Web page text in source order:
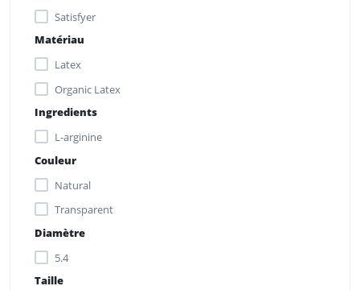
Satisfyer
Matériau
Latex
Organic Latex
Ingredients
L-arginine
Couleur
Natural
Transparent
Diamètre
5.4
Taille